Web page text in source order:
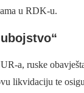
u RDK-u.
a, ruske
likvidaciju te